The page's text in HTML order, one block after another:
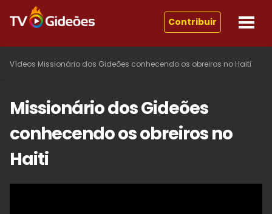
Contribuir
Vídeos Missionário dos Gideões conhecendo os obreiros no Haiti
Missionário dos Gideões
conhecendo os obreiros no
Haiti